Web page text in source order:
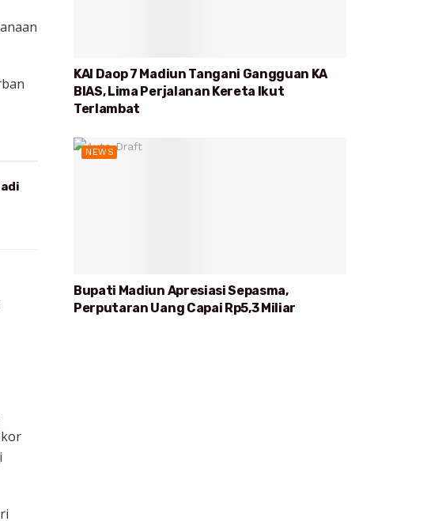
KAI Daop 7 Madiun Tangani Gangguan KA
BIAS, Lima Perjalanan Kereta Ikut
Terlambat
NEWS
Bupati Madiun Apresiasi Sepasma,
Perputaran Uang Capai Rp5,3 Miliar